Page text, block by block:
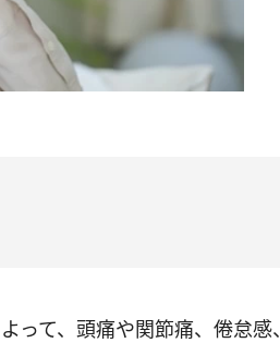
て、頭痛や関節痛、倦怠感、